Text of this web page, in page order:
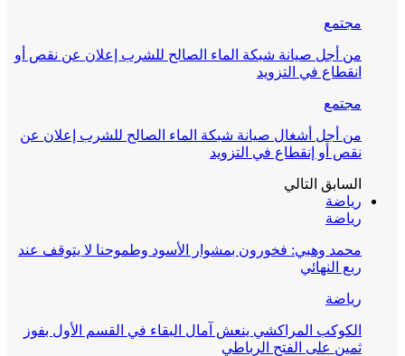
مجتمع
من أجل صيانة شبكة الماء الصالح للشرب إعلان عن نقص أو
انقطاع في التزويد
مجتمع
من أجل أشغال صيانة شبكة الماء الصالح للشرب إعلان عن
نقص أو إنقطاع في التزويد
السابق التالي
رياضة
رياضة
محمد وهبي: فخورون بمشوار الأسود وطموحنا لا يتوقف عند
ربع النهائي
رياضة
الكوكب المراكشي ينعش آمال البقاء في القسم الأول بفوز
ثمين على الفتح الرباطي